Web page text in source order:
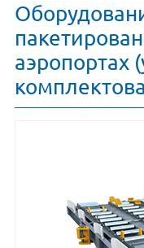
аэропортах